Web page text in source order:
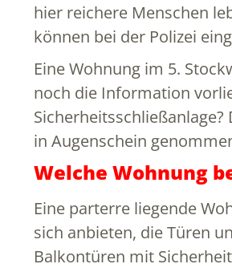
hier reichere Menschen
können bei der Polizei
Eine Wohnung im 5.
noch die Information
in Augenschein
Welche Wohnung
Eine parterre liegende
sich anbieten, die Türen
Balkontüren mit